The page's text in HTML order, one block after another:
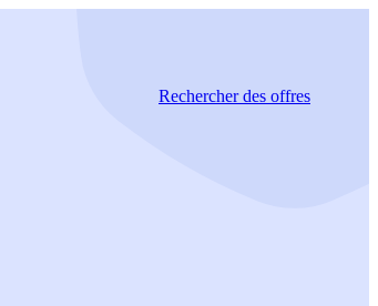
Rechercherdes offres